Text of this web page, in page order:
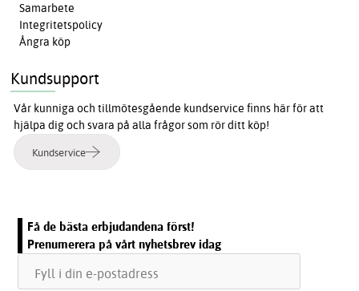
Samarbete
Integritetspolicy
Ångra köp
Kundsupport
Vår kunniga och tillmötesgående kundservice finns här för att
hjälpa dig och svara på alla frågor som rör ditt köp!
Kundservice
Få de bästa erbjudandena först!
Prenumerera på vårt nyhetsbrev idag